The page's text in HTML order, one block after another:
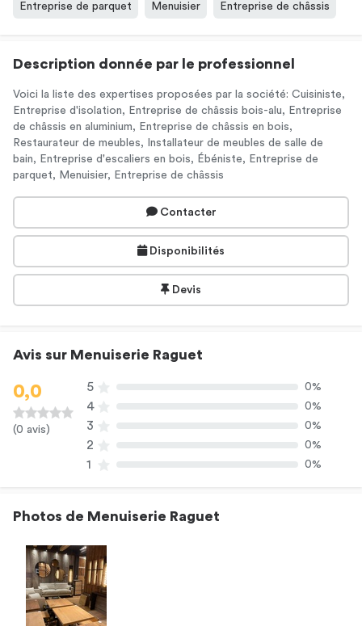
Entreprise de parquet Menuisier Entreprise de châssis
Description donnée par le professionnel
Voici la liste des expertises proposées par la société: Cuisiniste,
Entreprise d'isolation, Entreprise de châssis bois-alu, Entreprise
de châssis en aluminium, Entreprise de châssis en bois,
Restaurateur de meubles, Installateur de meubles de salle de
bain, Entreprise d'escaliers en bois, Ébéniste, Entreprise de
parquet, Menuisier, Entreprise de châssis
Contacter
Disponibilités
Devis
Avis sur Menuiserie Raguet
0,0
(0 avis)
5 0%
4 0%
3 0%
2 0%
1 0%
Photos de Menuiserie Raguet